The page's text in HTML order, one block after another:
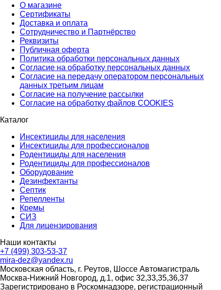
О магазине
Сертификаты
Доставка и оплата
Сотрудничество и Партнёрство
Реквизиты
Публичная оферта
Политика обработки персональных данных
Согласие на обработку персональных данных
Согласие на передачу оператором персональных
данных третьим лицам
Согласие на получение рассылки
Согласие на обработку файлов COOKIES
Каталог
Инсектициды для населения
Инсектициды для профессионалов
Родентициды для населения
Родентициды для профессионалов
Оборудование
Дезинфектанты
Септик
Репелленты
Кремы
СИЗ
Для лицензирования
Наши контакты
+7 (499) 303-53-37
mira-dez@yandex.ru
Московская область, г. Реутов, Шоссе Автомагистраль
Москва-Нижний Новгород, д.1, офис 32,33,35,36,37
Зарегистрировано в Роскомнадзоре, регистрационный